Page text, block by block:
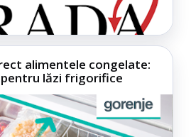
alimentele congelate:
lăzi frigorifice